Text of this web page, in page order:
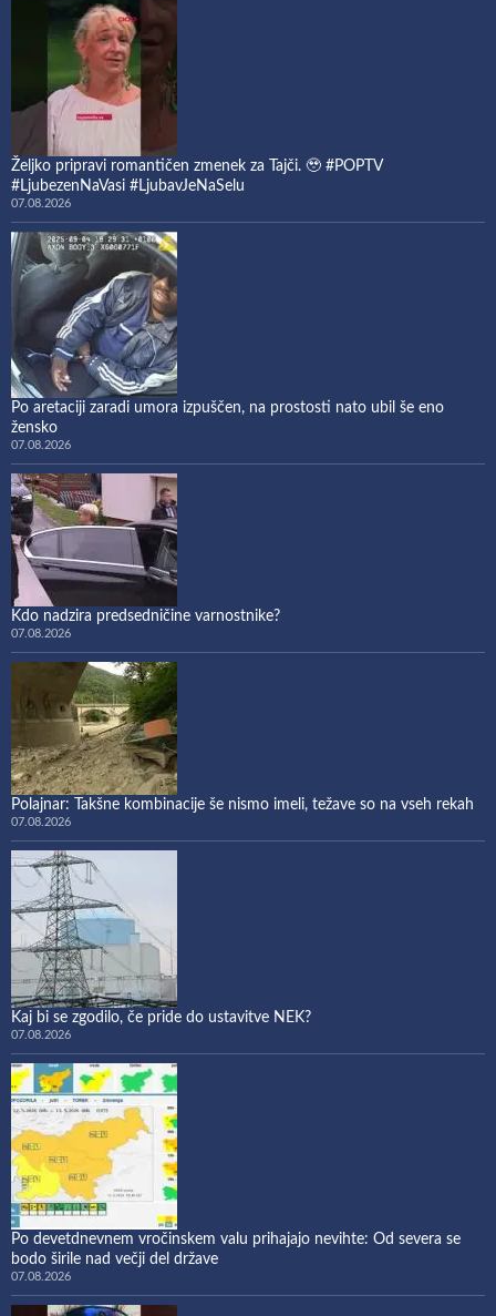
Željko pripravi romantičen zmenek za Tajči. 🥹 #POPTV
#LjubezenNaVasi #LjubavJeNaSelu
07.08.2026
Po aretaciji zaradi umora izpuščen, na prostosti nato ubil še eno
žensko
07.08.2026
Kdo nadzira predsedničine varnostnike?
07.08.2026
Polajnar: Takšne kombinacije še nismo imeli, težave so na vseh rekah
07.08.2026
Kaj bi se zgodilo, če pride do ustavitve NEK?
07.08.2026
Po devetdnevnem vročinskem valu prihajajo nevihte: Od severa se
bodo širile nad večji del države
07.08.2026